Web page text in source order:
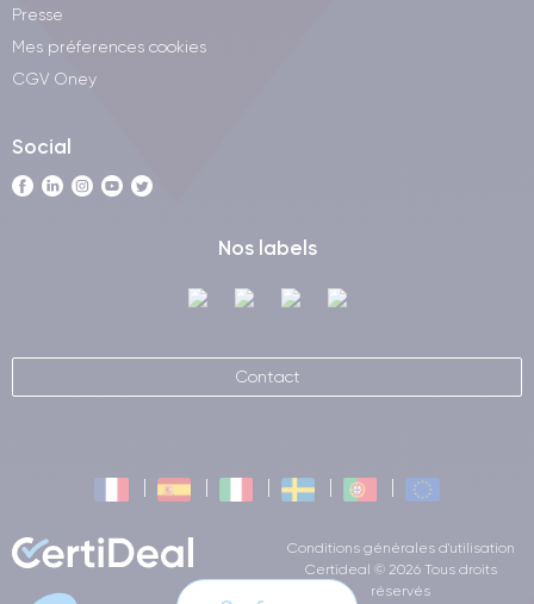
Presse
Mes préferences cookies
CGV Oney
Social
Nos labels
Contact
Conditions générales d'utilisation
Certideal © 2026 Tous droits
réservés